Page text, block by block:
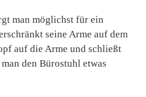
man möglichst für ein
seine Arme auf dem
auf die Arme und schließt
den Bürostuhl etwas